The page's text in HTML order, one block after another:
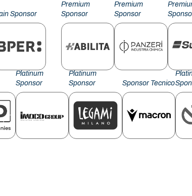
Sponsor
Premium
Sponsor
Premium
Sponsor
Platinum
Sponsor
Platinum
Sponsor
Sponsor Tecnico